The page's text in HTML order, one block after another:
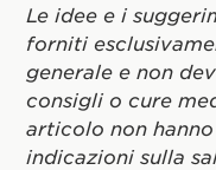
Le idee e i
forniti
generale e non
consigli o cure
articolo non
indicazioni sulla